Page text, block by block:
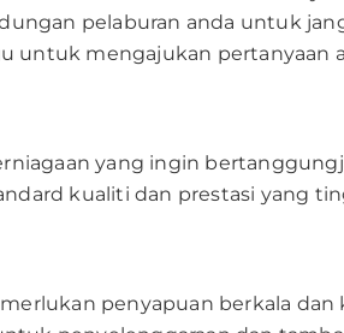
pelaburan anda untuk
untuk mengajukan pertanyaan
yang ingin
kualiti dan prestasi yang
penyapuan berkala